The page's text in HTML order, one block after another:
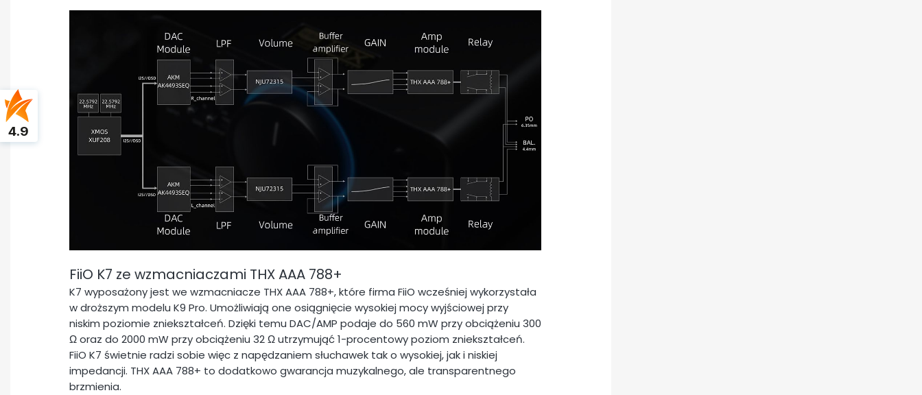
FiiO K7 ze wzmacniaczami THX AAA 788+
K7 wyposażony jest we wzmacniacze THX AAA 788+, które firma FiiO wcześniej wykorzystała
w droższym modelu K9 Pro. Umożliwiają one osiągnięcie wysokiej mocy wyjściowej przy
niskim poziomie zniekształceń. Dzięki temu DAC/AMP podaje do 560 mW przy obciążeniu 300
Ω oraz do 2000 mW przy obciążeniu 32 Ω utrzymująć 1-procentowy poziom zniekształceń.
FiiO K7 świetnie radzi sobie więc z napędzaniem słuchawek tak o wysokiej, jak i niskiej
impedancji. THX AAA 788+ to dodatkowo gwarancja muzykalnego, ale transparentnego
brzmienia.
4.9